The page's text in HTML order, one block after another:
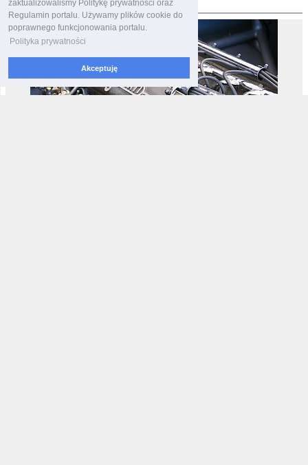
zaktualizowaliśmy Politykę prywatności oraz
Regulamin portalu. Używamy plików cookie do
poprawnego funkcjonowania portalu.
Polityka prywatności
Akceptuję